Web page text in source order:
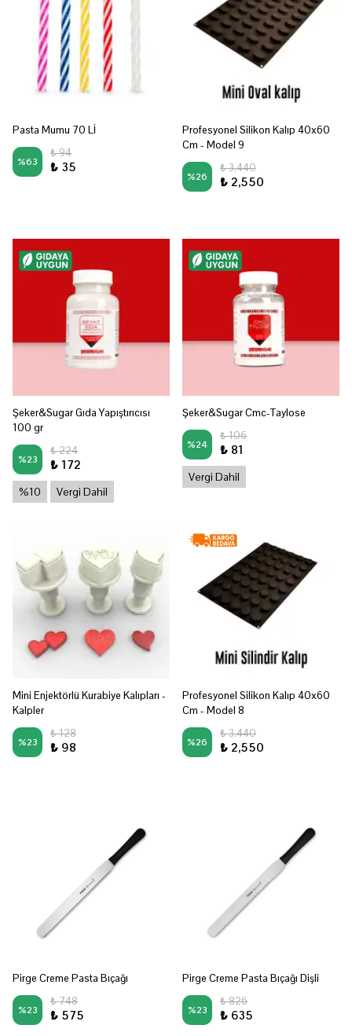
Pasta Mumu 70 Lİ
%63
₺ 94
₺ 35
Profesyonel Silikon Kalıp 40x60
Cm - Model 9
%26
₺ 3,440
₺ 2,550
Şeker&Sugar Gıda Yapıştırıcısı
100 gr
%23
₺ 224
₺ 172
%10 Vergi Dahil
Şeker&Sugar Cmc-Taylose
%24
₺ 106
₺ 81
Vergi Dahil
Mini Enjektörlü Kurabiye Kalıpları -
Kalpler
%23
₺ 128
₺ 98
Profesyonel Silikon Kalıp 40x60
Cm - Model 8
%26
₺ 3,440
₺ 2,550
Pirge Creme Pasta Bıçağı
%23
₺ 748
₺ 575
Pirge Creme Pasta Bıçağı Dişli
%23
₺ 826
₺ 635